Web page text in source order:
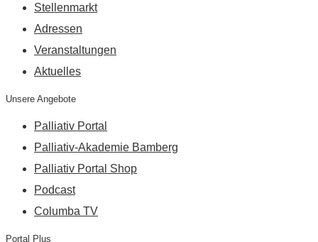
Stellenmarkt
Adressen
Veranstaltungen
Aktuelles
Unsere Angebote
Palliativ Portal
Palliativ-Akademie Bamberg
Palliativ Portal Shop
Podcast
Columba TV
Portal Plus